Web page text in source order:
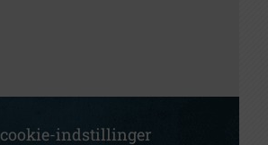
cookie-indstillinger